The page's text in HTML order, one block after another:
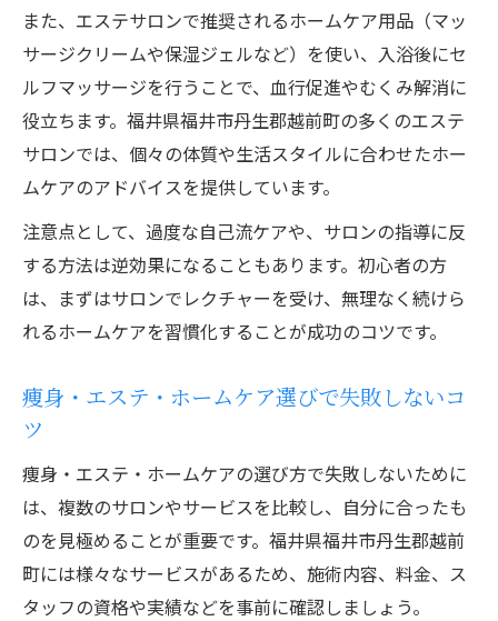
安
痩身の成果を持続させる新しい習慣作り
痩身・エステ・ホームケアで続けやすい習
慣を作る
成果をキープするためのホームケアアイデ
ア集
エステ後に効くホームケア習慣の取り入れ
方
無理なく続ける痩身のための生活改善ポイ
ント
福井市近郊で叶える自分らしい美ボディ計画
ィ計画
自分らしさを活かす痩身エステ選びのコツ
ホームケアサービスで美ボディを叶える秘
訣
また、エステサロンで推奨されるホームケア用品（マッ
サージクリームや保湿ジェルなど）を使い、入浴後にセ
ルフマッサージを行うことで、血行促進やむくみ解消に
役立ちます。福井県福井市丹生郡越前町の多くのエステ
サロンでは、個々の体質や生活スタイルに合わせたホー
ムケアのアドバイスを提供しています。
注意点として、過度な自己流ケアや、サロンの指導に反
する方法は逆効果になることもあります。初心者の方
は、まずはサロンでレクチャーを受け、無理なく続けら
れるホームケアを習慣化することが成功のコツです。
痩身・エステ・ホームケア選びで失敗しないコ
ツ
痩身・エステ・ホームケアの選び方で失敗しないために
は、複数のサロンやサービスを比較し、自分に合ったも
のを見極めることが重要です。福井県福井市丹生郡越前
町には様々なサービスがあるため、施術内容、料金、ス
タッフの資格や実績などを事前に確認しましょう。